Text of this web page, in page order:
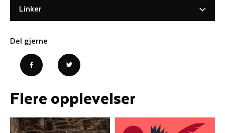
Linker
Del gjerne
Flere opplevelser